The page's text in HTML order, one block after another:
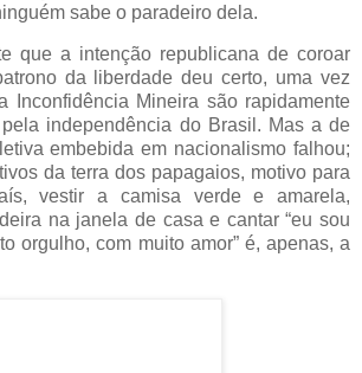
sabe o paradeiro dela.
que a intenção republicana de coroar
da liberdade deu certo, uma vez
Inconfidência Mineira são rapidamente
independência do Brasil. Mas a de
embebida em nacionalismo falhou;
da terra dos papagaios, motivo para
vestir a camisa verde e amarela,
na janela de casa e cantar “eu sou
orgulho, com muito amor” é, apenas, a